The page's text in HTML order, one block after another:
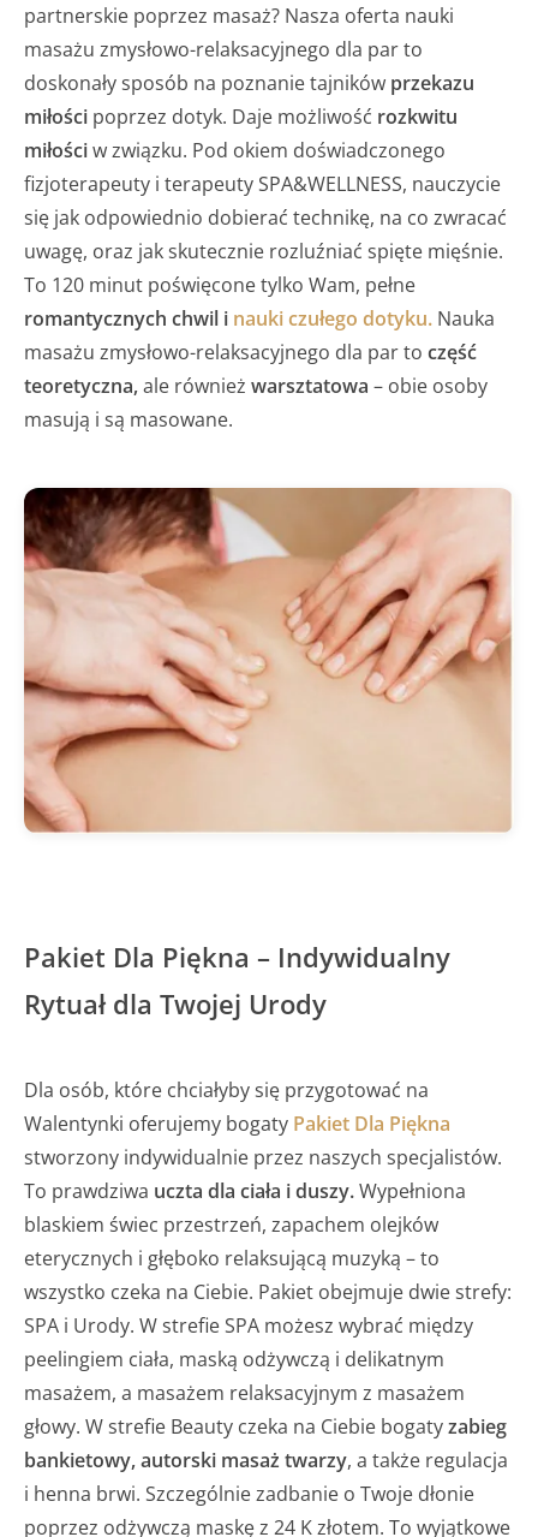
partnerskie poprzez masaż? Nasza oferta nauki
masażu zmysłowo-relaksacyjnego dla par to
doskonały sposób na poznanie tajników przekazu
miłości poprzez dotyk. Daje możliwość rozkwitu
miłościw związku. Pod okiem doświadczonego
fizjoterapeuty i terapeuty SPA&WELLNESS, nauczycie
się jak odpowiednio dobierać technikę, na co zwracać
uwagę, oraz jak skutecznie rozluźniać spięte mięśnie.
To 120 minut poświęcone tylko Wam, pełne
romantycznych chwil i nauki czułego dotyku. Nauka
masażu zmysłowo-relaksacyjnego dla par to część
teoretyczna,ale również warsztatowa – obie osoby
masują i są masowane.
Pakiet Dla Piękna – Indywidualny
Rytuał dla Twojej Urody
Dla osób, które chciałyby się przygotować na
Walentynki oferujemy bogaty Pakiet Dla Piękna
stworzony indywidualnie przez naszych specjalistów.
To prawdziwa uczta dla ciała i duszy.Wypełniona
blaskiem świec przestrzeń, zapachem olejków
eterycznych i głęboko relaksującą muzyką – to
wszystko czeka na Ciebie. Pakiet obejmuje dwie strefy:
SPA i Urody. W strefie SPA możesz wybrać między
peelingiem ciała, maską odżywczą i delikatnym
masażem, a masażem relaksacyjnym z masażem
głowy. W strefie Beauty czeka na Ciebie bogatyzabieg
bankietowy, autorski masaż twarzy, a także regulacja
i henna brwi. Szczególnie zadbanie o Twoje dłonie
poprzez odżywczą maskę z 24 K złotem. To wyjątkowe